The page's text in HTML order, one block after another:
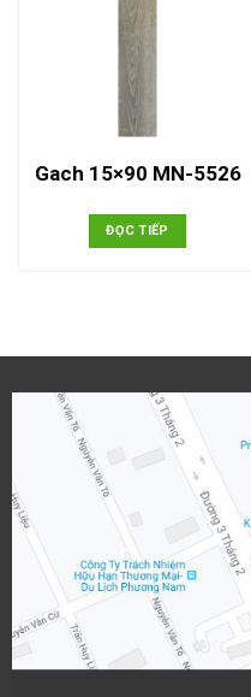
Gach 15×90 MN-5526
ĐỌC TIẾP